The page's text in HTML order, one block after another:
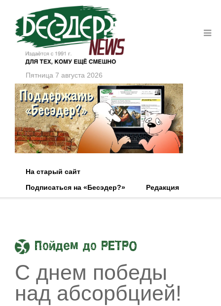
Пятница 7 августа 2026
На старый сайт
Подписаться на «Бесэдер?»
Редакция
Пойдем до РЕТРО
С днем победы
над абсорбцией!